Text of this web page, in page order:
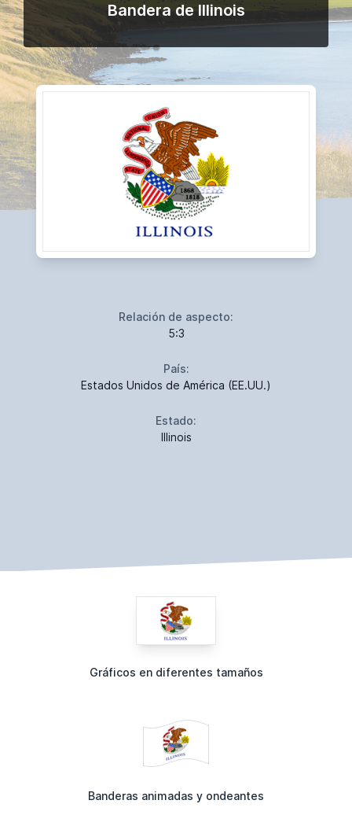
Bandera de Illinois
Relación de aspecto:
5:3
País:
Estados Unidos de América (EE.UU.)
Estado:
Illinois
Gráficos en diferentes tamaños
Banderas animadas y ondeantes